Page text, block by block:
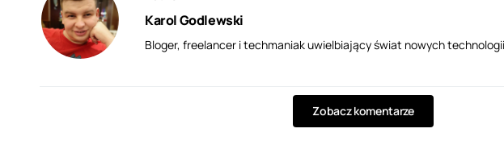
Karol Godlewski
Bloger, freelancer i techmaniak uwielbiający świat nowych
Zobacz komentarze